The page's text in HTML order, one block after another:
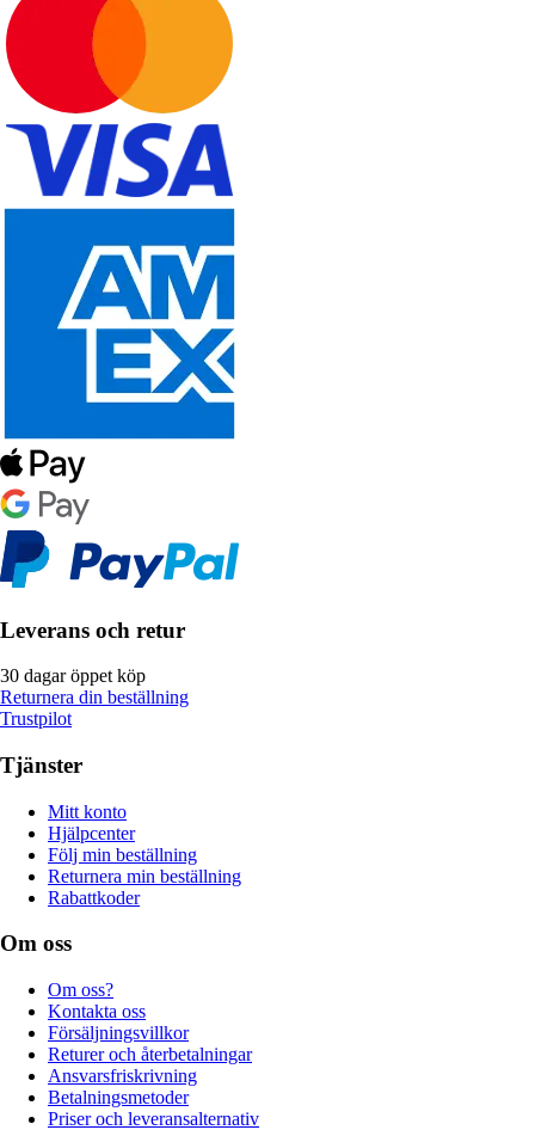
Leverans och retur
30 dagar öppet köp
Returnera din beställning
Trustpilot
Tjänster
Mitt konto
Hjälpcenter
Följ min beställning
Returnera min beställning
Rabattkoder
Om oss
Om oss?
Kontakta oss
Försäljningsvillkor
Returer och återbetalningar
Ansvarsfriskrivning
Betalningsmetoder
Priser och leveransalternativ